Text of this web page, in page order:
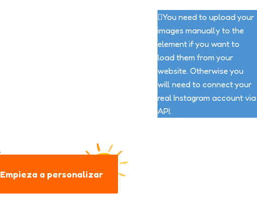
You need to upload your
images manually to the
element if you want to
load them from your
website. Otherwise you
will need to connect your
real Instagram account via
API.
Empieza a personalizar